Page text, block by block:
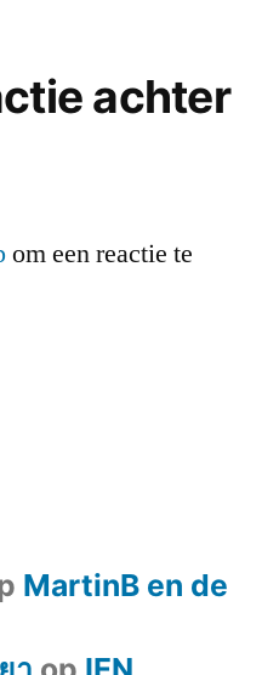
achter
om een reactie te
MartinB en de